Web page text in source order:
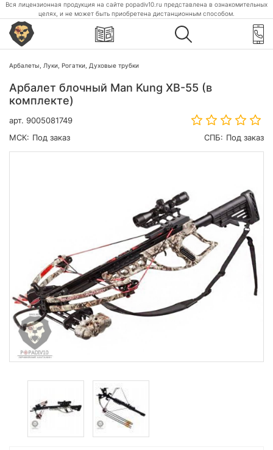
Вся лицензионная продукция на сайте popadiv10.ru представлена в ознакомительных
целях, и не может быть приобретена дистанционным способом.
Арбалеты, Луки, Рогатки, Духовые трубки
Арбалет блочный Man Kung XB-55 (в
комплекте)
арт. 9005081749
МСК: Под заказ СПБ: Под заказ